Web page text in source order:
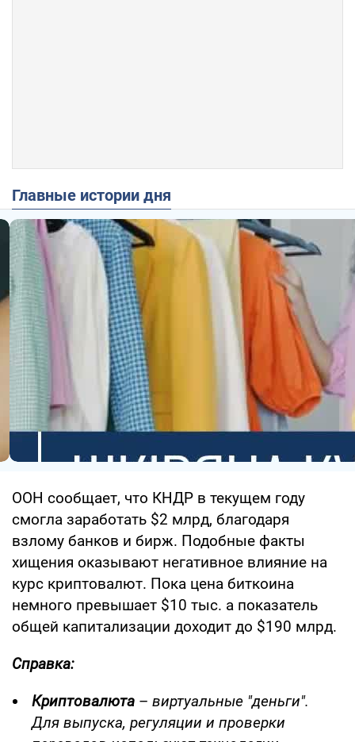
Главные истории дня
ООН сообщает, что КНДР в текущем году
смогла заработать $2 млрд, благодаря
взлому банков и бирж. Подобные факты
хищения оказывают негативное влияние на
курс криптовалют. Пока цена биткоина
немного превышает $10 тыс. а показатель
общей капитализации доходит до $190 млрд.
Справка:
Криптовалюта – виртуальные "деньги".
Для выпуска, регуляции и проверки